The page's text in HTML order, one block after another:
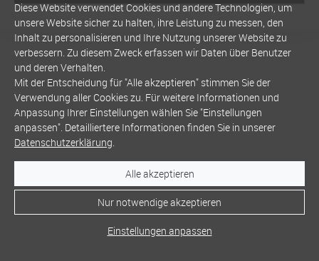
Diese Website verwendet Cookies und andere Technologien, um
unsere Website sicher zu halten, ihre Leistung zu messen, den
Inhalt zu personalisieren und Ihre Nutzung unserer Website zu
verbessern. Zu diesem Zweck erfassen wir Daten über Benutzer
und deren Verhalten.
Mit der Entscheidung für "Alle akzeptieren" stimmen Sie der
Verwendung aller Cookies zu. Für weitere Informationen und
Anpassung Ihrer Einstellungen wählen Sie "Einstellungen
anpassen". Detailliertere Informationen finden Sie in unserer
Datenschutzerklärung.
Alle akzeptieren
Nur notwendige akzeptieren
Einstellungen anpassen